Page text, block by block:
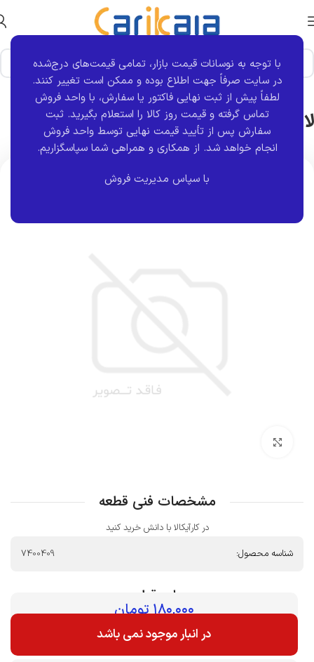
با توجه به نوسانات قیمت بازار، تمامی قیمت‌های درج‌شده
در سایت صرفاً جهت اطلاع بوده و ممکن است تغییر کنند.
لطفاً پیش از ثبت نهایی فاکتور یا سفارش، با واحد فروش
تماس گرفته و قیمت روز کالا را استعلام بگیرید. ثبت
سفارش پس از تأیید قیمت نهایی توسط واحد فروش
انجام خواهد شد. از همکاری و همراهی شما سپاسگزاریم.
با سپاس مدیریت فروش
خانه برند قطعه S4T
لاستیک چاکدار میل تعادل ال L90 | S4T
مشخصات فنی قطعه
در کارآیکالا با دانش خرید کنید
شناسه محصول:
7400409
بهای قطعه :
۱۸۰,۰۰۰تومان
در انبار موجود نمی باشد